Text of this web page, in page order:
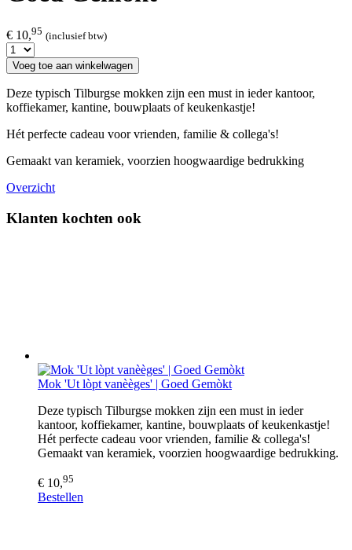
€ 10,95 (inclusief btw)
Voeg toe aan winkelwagen
Deze typisch Tilburgse mokken zijn een must in ieder kantoor,
koffiekamer, kantine, bouwplaats of keukenkastje!
Hét perfecte cadeau voor vrienden, familie & collega's!
Gemaakt van keramiek, voorzien hoogwaardige bedrukking
Overzicht
Klanten kochten ook
Mok 'Ut lòpt vanèèges' | Goed Gemòkt
Deze typisch Tilburgse mokken zijn een must in ieder
kantoor, koffiekamer, kantine, bouwplaats of keukenkastje!
Hét perfecte cadeau voor vrienden, familie & collega's!
Gemaakt van keramiek, voorzien hoogwaardige bedrukking.
€ 10,95
Bestellen